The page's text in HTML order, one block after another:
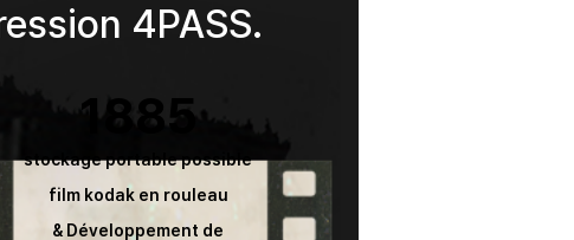
1885
stockage portable possible
film kodak en rouleau
& Développement de
4PASS.